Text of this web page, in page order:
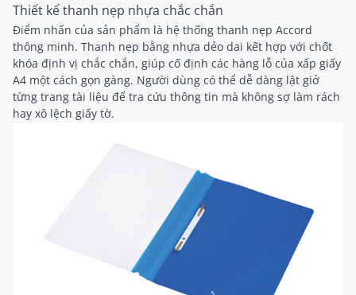
Thiết kế thanh nẹp nhựa chắc chắn
Điểm nhấn của sản phẩm là hệ thống thanh nẹp Accord
thông minh. Thanh nẹp bằng nhựa dẻo dai kết hợp với chốt
khóa định vị chắc chắn, giúp cố định các hàng lỗ của xấp giấy
A4 một cách gọn gàng. Người dùng có thể dễ dàng lật giở
từng trang tài liệu để tra cứu thông tin mà không sợ làm rách
hay xô lệch giấy tờ.